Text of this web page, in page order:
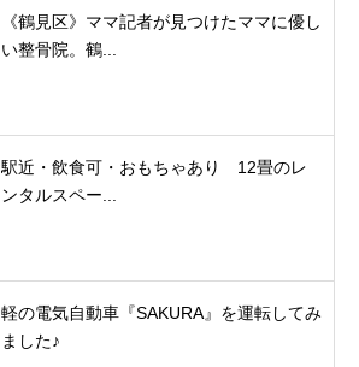
《鶴見区》ママ記者が見つけたママに優し
い整骨院。鶴...
駅近・飲食可・おもちゃあり 12畳のレ
ンタルスペー...
軽の電気自動車『SAKURA』を運転してみ
ました♪